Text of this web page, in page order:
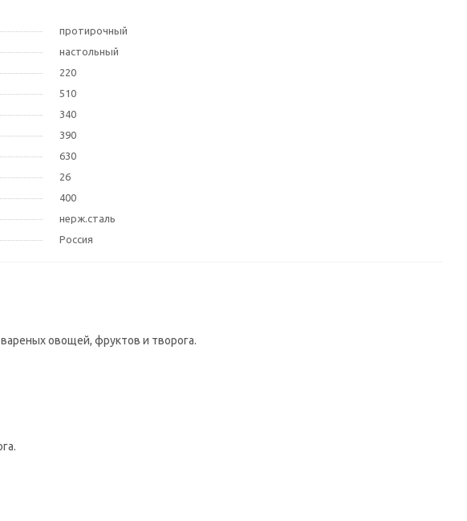
протирочный
настольный
220
510
340
390
630
26
400
нерж.сталь
Россия
овощей, фруктов и творога.